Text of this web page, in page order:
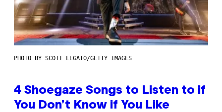
PHOTO BY SCOTT LEGATO/GETTY IMAGES
4 Shoegaze Songs to Listen to if
You Don’t Know if You Like